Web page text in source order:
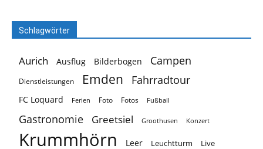
Schlagwörter
Aurich Ausflug Bilderbogen Campen
Dienstleistungen Emden Fahrradtour
FC Loquard Ferien Foto Fotos Fußball
Gastronomie Greetsiel Groothusen Konzert
Krummhörn Leer Leuchtturm Live